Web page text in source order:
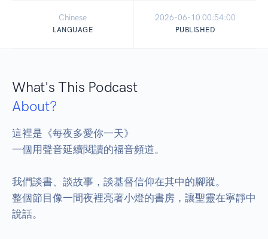
Chinese
LANGUAGE
2026-06-10 00:54:00
PUBLISHED
What's This Podcast
About?
這裡是《每夜多愛你一天》
一個用聲音延續閱讀的福音頻道。
我們談書、談故事，談基督信仰在其中的腳蹤。
整個節目像一間夜裡亮著小燈的書房，讓聖靈在寧靜中
說話。